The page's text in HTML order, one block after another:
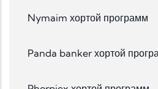
Nymaim хортой программ
Panda banker хортой